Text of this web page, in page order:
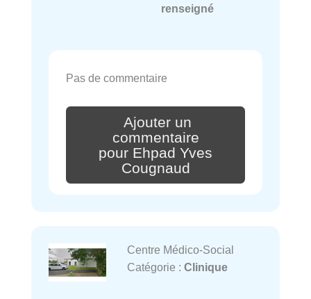
renseigné
Pas de commentaire
Ajouter un
commentaire
pour Ehpad Yves
Cougnaud
Centre Médico-Social
Catégorie : Clinique